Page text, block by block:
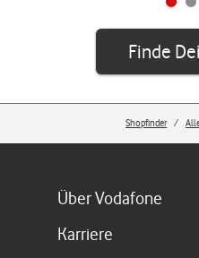
Finde
Shopfinder
Über Vodafone
Karriere